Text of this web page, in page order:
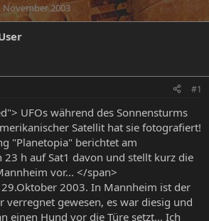
November 2003
#1
UFOs während des Sonnensturms
Satellit hat sie fotografiert!
"Planetopia" berichtet am
23 h auf Sat1 davon und stellt kurz die
vor... </span>
2003. In Mannheim ist der
verregnet gewesen, es war diesig und
einen Hund vor die Türe setzt... Ich